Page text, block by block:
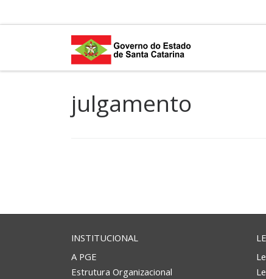
julgamento
INSTITUCIONAL
A PGE
Estrutura Organizacional